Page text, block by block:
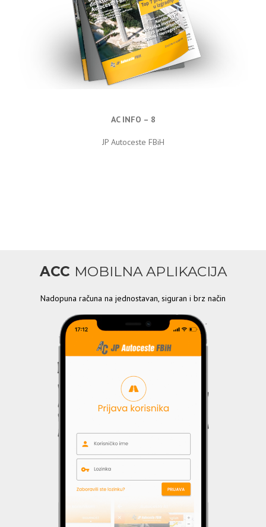
AC INFO – 8
JP Autoceste FBiH
ACC MOBILNA APLIKACIJA
Nadopuna računa na jednostavan, siguran i brz način